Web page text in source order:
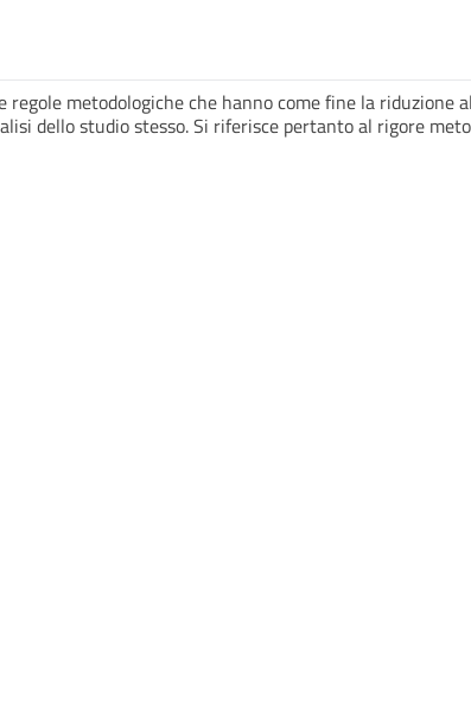
regole metodologiche che hanno come fine la riduzione
dello studio stesso. Si riferisce pertanto al rigore